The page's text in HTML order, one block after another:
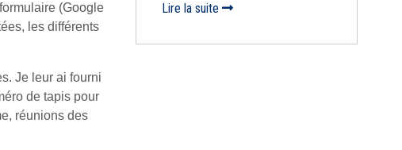
(Google
les différents
Je leur ai fourni
de tapis pour
réunions des
Lire la suite